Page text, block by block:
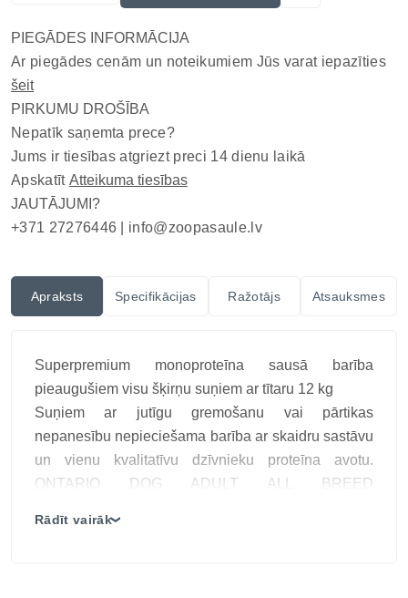
PIEGĀDES INFORMĀCIJA
Ar piegādes cenām un noteikumiem Jūs varat iepazīties
šeit
PIRKUMU DROŠĪBA
Nepatīk saņemta prece?
Jums ir tiesības atgriezt preci 14 dienu laikā
Apskatīt Atteikuma tiesības
JAUTĀJUMI?
+371 27276446 | info@zoopasaule.lv
Apraksts Specifikācijas Ražotājs Atsauksmes
Superpremium monoproteīna sausā barība
pieaugušiem visu šķirņu suņiem ar tītaru 12 kg
Suņiem ar jutīgu gremošanu vai pārtikas
nepanesību nepieciešama barība ar skaidru sastāvu
un vienu kvalitatīvu dzīvnieku proteīna avotu.
ONTARIO DOG ADULT ALL BREED
Rādīt vairāk❯